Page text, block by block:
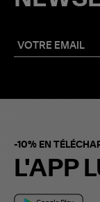
-10% EN
L'APP